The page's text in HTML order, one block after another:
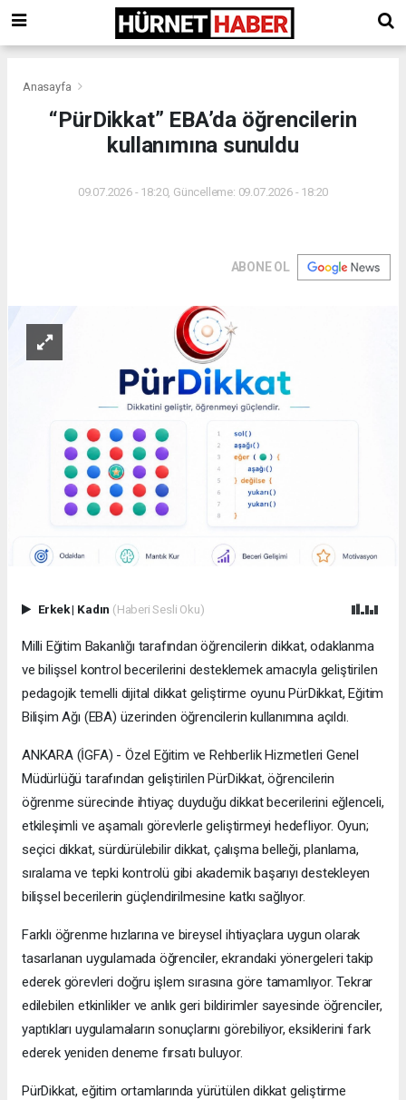
Anasayfa
“PürDikkat” EBA’da öğrencilerin
kullanımına sunuldu
09.07.2026 - 18:20, Güncelleme: 09.07.2026 - 18:20
ABONE OL
Erkek| Kadın (Haberi Sesli Oku)
Milli Eğitim Bakanlığı tarafından öğrencilerin dikkat, odaklanma
ve bilişsel kontrol becerilerini desteklemek amacıyla geliştirilen
pedagojik temelli dijital dikkat geliştirme oyunu PürDikkat, Eğitim
Bilişim Ağı (EBA) üzerinden öğrencilerin kullanımına açıldı.
ANKARA (İGFA) - Özel Eğitim ve Rehberlik Hizmetleri Genel
Müdürlüğü tarafından geliştirilen PürDikkat, öğrencilerin
öğrenme sürecinde ihtiyaç duyduğu dikkat becerilerini eğlenceli,
etkileşimli ve aşamalı görevlerle geliştirmeyi hedefliyor. Oyun;
seçici dikkat, sürdürülebilir dikkat, çalışma belleği, planlama,
sıralama ve tepki kontrolü gibi akademik başarıyı destekleyen
bilişsel becerilerin güçlendirilmesine katkı sağlıyor.
Farklı öğrenme hızlarına ve bireysel ihtiyaçlara uygun olarak
tasarlanan uygulamada öğrenciler, ekrandaki yönergeleri takip
ederek görevleri doğru işlem sırasına göre tamamlıyor. Tekrar
edilebilen etkinlikler ve anlık geri bildirimler sayesinde öğrenciler,
yaptıkları uygulamaların sonuçlarını görebiliyor, eksiklerini fark
ederek yeniden deneme fırsatı buluyor.
PürDikkat, eğitim ortamlarında yürütülen dikkat geliştirme